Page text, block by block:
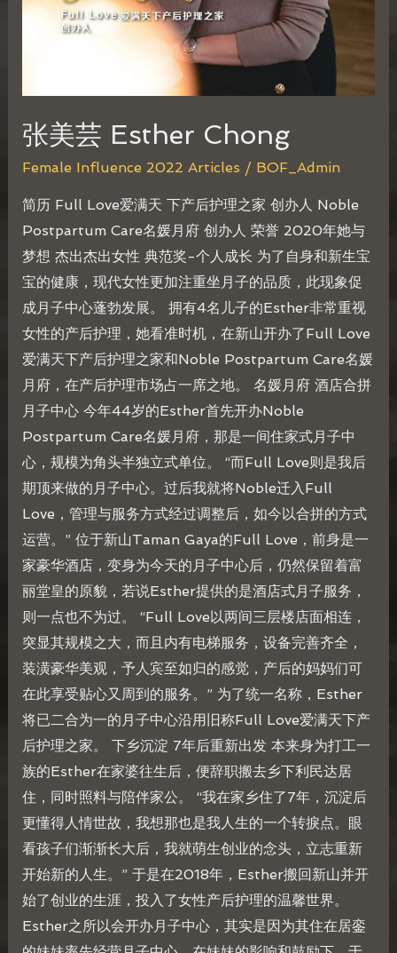
张美芸 Esther Chong
Female Influence 2022 Articles / BOF_Admin
简历 Full Love爱满天 下产后护理之家 创办人 Noble
Postpartum Care名媛月府 创办人 荣誉 2020年她与
梦想 杰出杰出女性 典范奖-个人成长 为了自身和新生宝
宝的健康，现代女性更加注重坐月子的品质，此现象促
成月子中心蓬勃发展。 拥有4名儿子的Esther非常重视
女性的产后护理，她看准时机，在新山开办了Full Love
爱满天下产后护理之家和Noble Postpartum Care名媛
月府，在产后护理市场占一席之地。 名媛月府 酒店合拼
月子中心 今年44岁的Esther首先开办Noble
Postpartum Care名媛月府，那是一间住家式月子中
心，规模为角头半独立式单位。 “而Full Love则是我后
期顶来做的月子中心。过后我就将Noble迁入Full
Love，管理与服务方式经过调整后，如今以合拼的方式
运营。” 位于新山Taman Gaya的Full Love，前身是一
家豪华酒店，变身为今天的月子中心后，仍然保留着富
丽堂皇的原貌，若说Esther提供的是酒店式月子服务，
则一点也不为过。 “Full Love以两间三层楼店面相连，
突显其规模之大，而且内有电梯服务，设备完善齐全，
装潢豪华美观，予人宾至如归的感觉，产后的妈妈们可
在此享受贴心又周到的服务。” 为了统一名称，Esther
将已二合为一的月子中心沿用旧称Full Love爱满天下产
后护理之家。 下乡沉淀 7年后重新出发 本来身为打工一
族的Esther在家婆往生后，便辞职搬去乡下利民达居
住，同时照料与陪伴家公。 “我在家乡住了7年，沉淀后
更懂得人情世故，我想那也是我人生的一个转捩点。眼
看孩子们渐渐长大后，我就萌生创业的念头，立志重新
开始新的人生。” 于是在2018年，Esther搬回新山并开
始了创业的生涯，投入了女性产后护理的温馨世界。
Esther之所以会开办月子中心，其实是因为其住在居銮